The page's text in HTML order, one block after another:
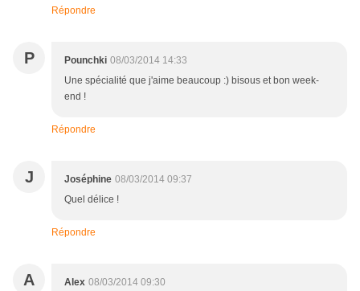
Répondre
P Pounchki 08/03/2014 14:33
Une spécialité que j'aime beaucoup :) bisous et bon week-
end !
Répondre
J Joséphine 08/03/2014 09:37
Quel délice !
Répondre
A Alex 08/03/2014 09:30